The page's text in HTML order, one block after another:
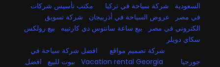
السعودية
شركة سياحة في تركيا
مكتب تأسيس شركات
في مصر
عروض السياحة في أذربيجان
شركة تسويق
الكتروني في مصر
بيع ساعة سانتوس دي كارتييه
بيع رولكس
سكاي دويلر
شركة تصميم مواقع
افضل شركة سياحة في
جورجيا
Vacation rental Georgia بيوت للبيع
افضل